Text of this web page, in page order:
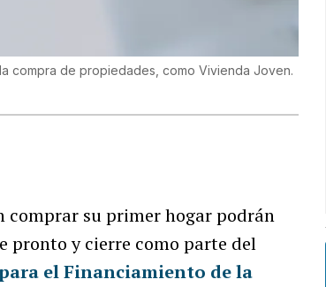
compra de propiedades, como Vivienda Joven.
comprar su primer hogar podrán
pronto y cierre como parte del
el Financiamiento de la